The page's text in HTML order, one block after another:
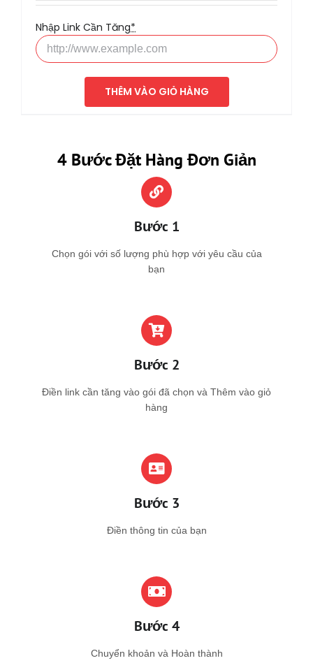
Nhập Link Cần Tăng*
THÊM VÀO GIỎ HÀNG
4 Bước Đặt Hàng Đơn Giản
Bước 1
Chọn gói với số lượng phù hợp với yêu cầu của
bạn
Bước 2
Điền link cần tăng vào gói đã chọn và Thêm vào giỏ
hàng
Bước 3
Điền thông tin của bạn
Bước 4
Chuyển khoản và Hoàn thành